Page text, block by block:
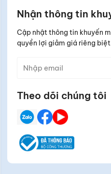
Nhận thông tin
Cập nhật thông tin khuyến
quyền lợi giảm giá riêng biệt
Theo dõi chúng tôi